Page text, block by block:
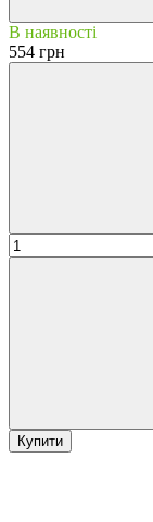
В наявності
554 грн
Купити